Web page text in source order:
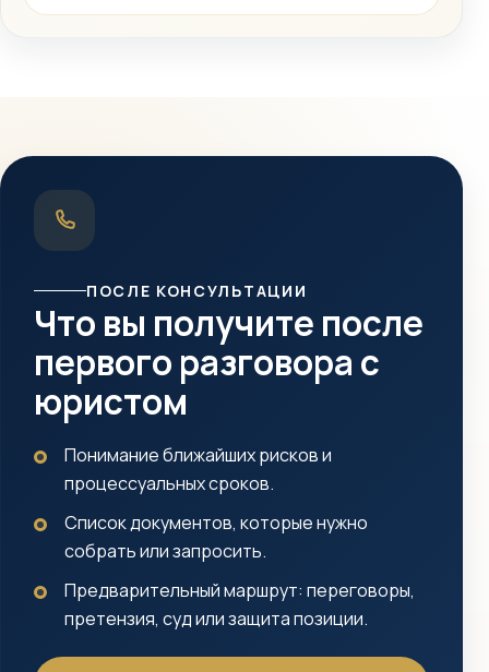
ПОСЛЕ КОНСУЛЬТАЦИИ
Что вы получите после
первого разговора с
юристом
Понимание ближайших рисков и
процессуальных сроков.
Список документов, которые нужно
собрать или запросить.
Предварительный маршрут: переговоры,
претензия, суд или защита позиции.